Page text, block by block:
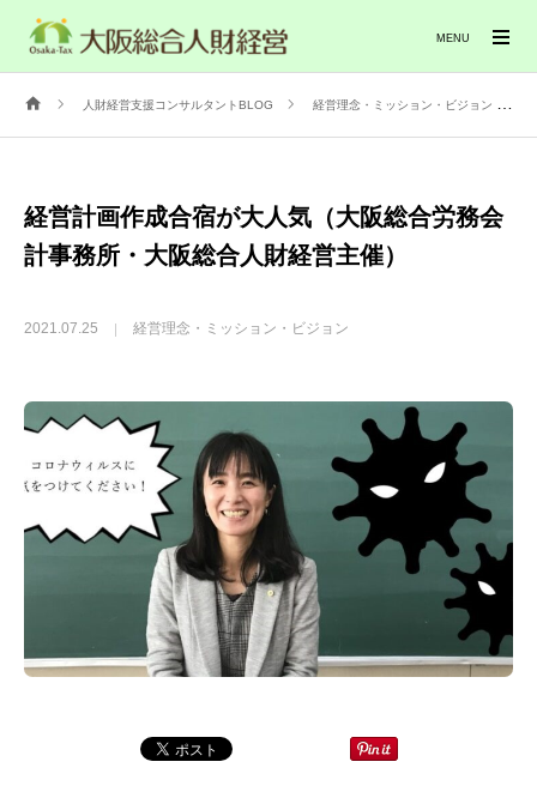
人財経営支援コンサルタントBLOG 経営理念・ミッション・ビジョン
経営計画作成合宿が大人気（大阪総合労務会
計事務所・大阪総合人財経営主催）
2021.07.25 経営理念・ミッション・ビジョン
MENU